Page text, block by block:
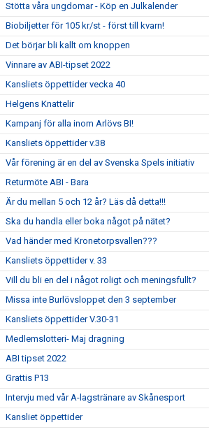
Stötta våra ungdomar - Köp en Julkalender
Biobiljetter för 105 kr/st - först till kvarn!
Det börjar bli kallt om knoppen
Vinnare av ABI-tipset 2022
Kansliets öppettider vecka 40
Helgens Knattelir
Kampanj för alla inom Arlövs BI!
Kansliets öppettider v.38
Vår förening är en del av Svenska Spels initiativ
Returmöte ABI - Bara
Är du mellan 5 och 12 år? Läs då detta!!!
Ska du handla eller boka något på nätet?
Vad händer med Kronetorpsvallen???
Kansliets öppettider v. 33
Vill du bli en del i något roligt och meningsfullt?
Missa inte Burlövsloppet den 3 september
Kansliets öppettider V.30-31
Medlemslotteri- Maj dragning
ABI tipset 2022
Grattis P13
Intervju med vår A-lagstränare av Skånesport
Kansliet öppettider